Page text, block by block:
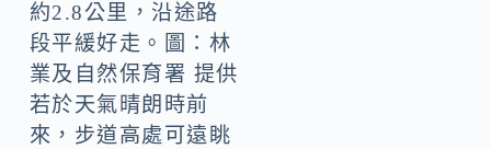
約2.8公里，沿途路
段平緩好走。圖：林
業及自然保育署 提供
若於天氣晴朗時前
來，步道高處可遠眺